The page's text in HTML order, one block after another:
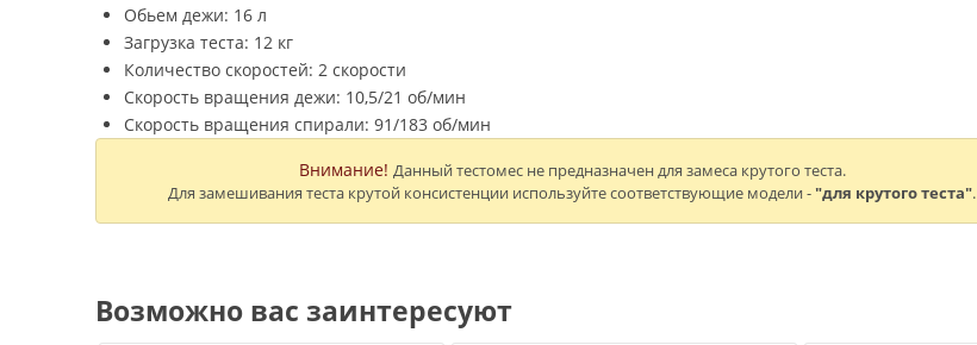
Обьем дежи: 16 л
Загрузка теста: 12 кг
Количество скоростей: 2 скорости
Скорость вращения дежи: 10,5/21 об/мин
Скорость вращения спирали: 91/183 об/мин
Внимание! Данный тестомес не предназначен для замеса крутого теста.
Для замешивания теста крутой консистенции используйте соответствующие модели - "для крутого теста".
Возможно вас заинтересуют